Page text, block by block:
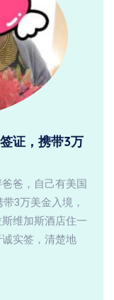
证，携带3万
爸，自己有美国
3万美金入境，
维加斯酒店住一
实签，清楚地